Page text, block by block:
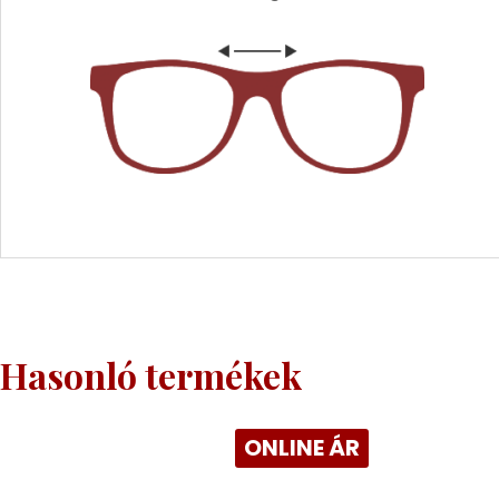
Hasonló termékek
ONLINE ÁR